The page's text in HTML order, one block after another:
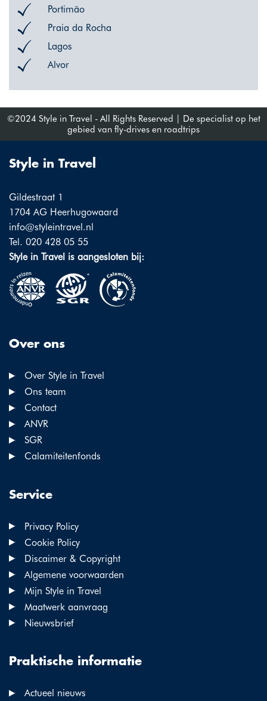
Portimão
Praia da Rocha
Lagos
Alvor
©2024 Style in Travel - All Rights Reserved | De specialist op het
gebied van fly-drives en roadtrips
Style in Travel
Gildestraat 1
1704 AG Heerhugowaard
info@styleintravel.nl
Tel. 020 428 05 55
Style in Travel is aangesloten bij:
Over ons
Over Style in Travel
Ons team
Contact
ANVR
SGR
Calamiteitenfonds
Service
Privacy Policy
Cookie Policy
Discaimer & Copyright
Algemene voorwaarden
Mijn Style in Travel
Maatwerk aanvraag
Nieuwsbrief
Praktische informatie
Actueel nieuws